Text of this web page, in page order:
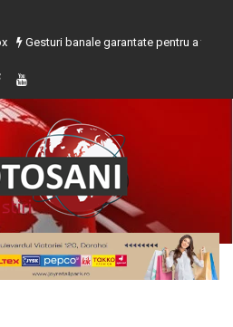
banale garantate pentru a te ajuta să